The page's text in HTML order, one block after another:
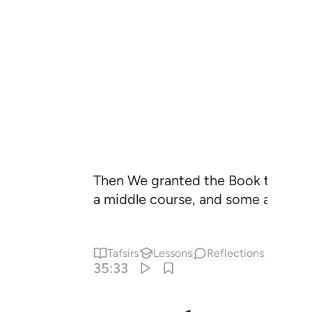
Then We granted the Book to
a middle course, and some are
Tafsirs Lessons Reflections
35:33